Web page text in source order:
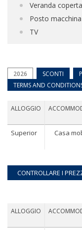
Veranda
Posto macchina
TV
2026 SCONTI
TERMS AND
ALLOGGIO
Superior Casa
ALLOGGIO